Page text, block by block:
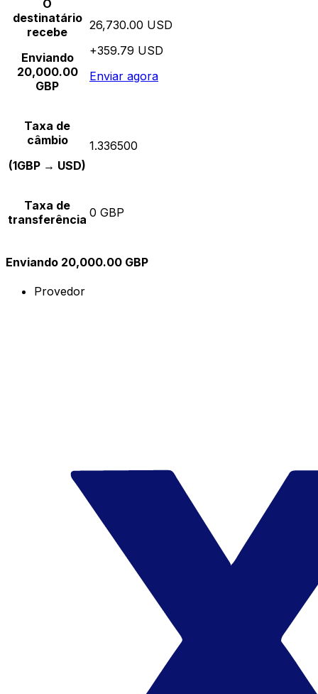
O
destinatário
recebe
Enviando
20,000.00
GBP
26,730.00 USD
+359.79 USD
Enviar agora
Taxa de
câmbio
(1GBP → USD)
1.336500
Taxa de
transferência 0 GBP
Enviando 20,000.00 GBP
Provedor